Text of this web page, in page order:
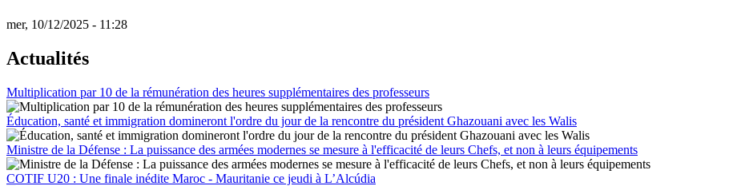
mer, 10/12/2025 - 11:28
Actualités
Multiplication par 10 de la rémunération des heures supplémentaires des professeurs
Éducation, santé et immigration domineront l'ordre du jour de la rencontre du président Ghazouani avec les Walis
Ministre de la Défense : La puissance des armées modernes se mesure à l'efficacité de leurs Chefs, et non à leurs équipements
COTIF U20 : Une finale inédite Maroc - Mauritanie ce jeudi à L’Alcúdia